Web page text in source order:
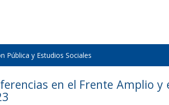
Pública y Estudios Sociales
en el Frente Amplio